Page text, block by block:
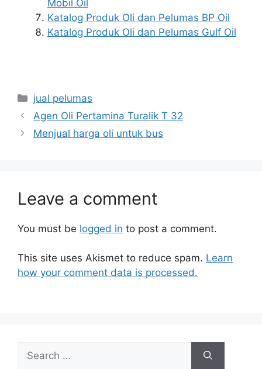
Mobil Oil
Katalog Produk Oli dan Pelumas BP Oil
Katalog Produk Oli dan Pelumas Gulf Oil
jual pelumas
Agen Oli Pertamina Turalik T 32
Menjual harga oli untuk bus
Leave a comment
You must be logged in to post a comment.
This site uses Akismet to reduce spam. Learn
how your comment data is processed.